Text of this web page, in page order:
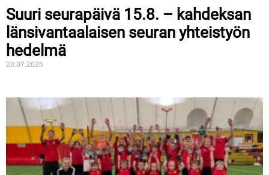
Suuri seurapäivä 15.8. – kahdeksan
länsivantaalaisen seuran yhteistyön
hedelmä
20.07.2026